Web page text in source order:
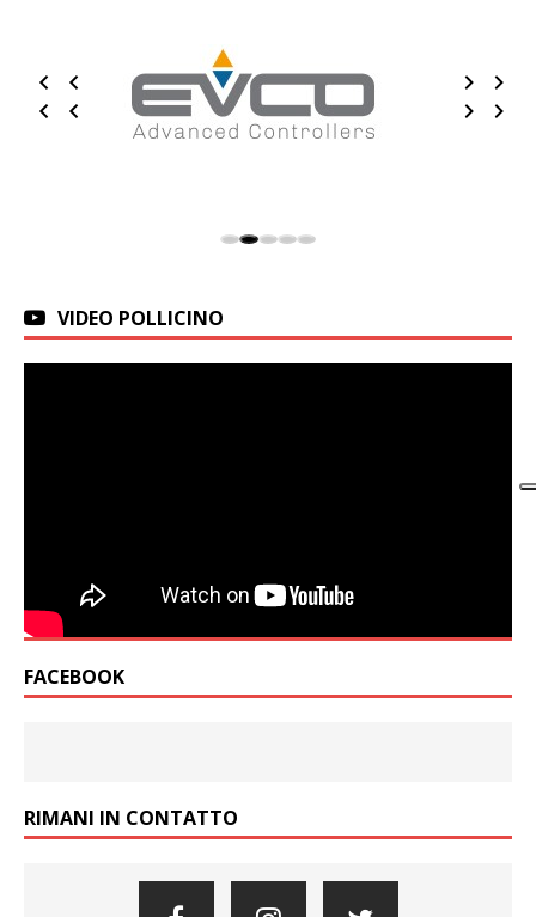
VIDEO POLLICINO
FACEBOOK
RIMANI IN CONTATTO